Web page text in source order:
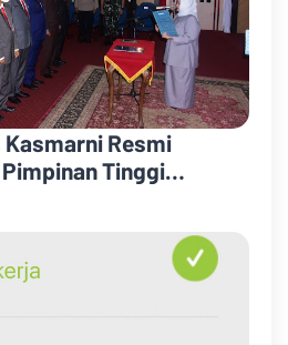
Resmi
Tinggi